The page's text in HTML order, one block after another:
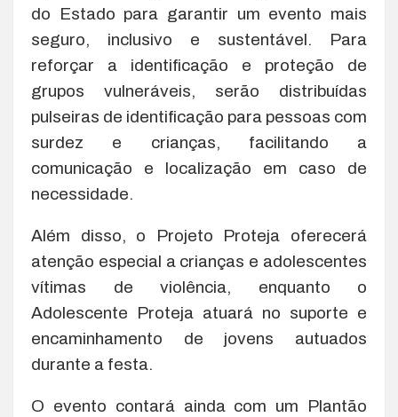
do Estado para garantir um evento mais
seguro, inclusivo e sustentável. Para
reforçar a identificação e proteção de
grupos vulneráveis, serão distribuídas
pulseiras de identificação para pessoas com
surdez e crianças, facilitando a
comunicação e localização em caso de
necessidade.
Além disso, o Projeto Proteja oferecerá
atenção especial a crianças e adolescentes
vítimas de violência, enquanto o
Adolescente Proteja atuará no suporte e
encaminhamento de jovens autuados
durante a festa.
O evento contará ainda com um Plantão